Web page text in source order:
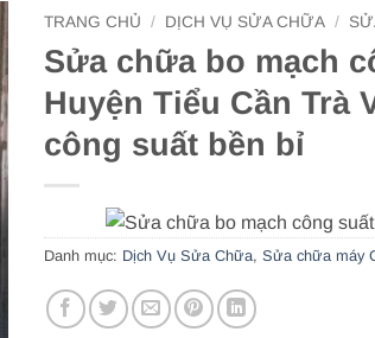
TRANG CHỦ / DỊCH VỤ SỬA CHỮA /
Sửa chữa bo mạch
Huyện Tiểu Cần Trà
công suất bền bỉ
Danh mục: Dịch Vụ Sửa Chữa, Sửa chữa máy